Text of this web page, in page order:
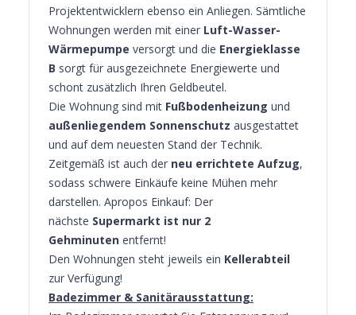
Projektentwicklern ebenso ein Anliegen. Sämtliche
Wohnungen werden mit einer Luft-Wasser-
Wärmepumpe versorgt und die Energieklasse
B sorgt für ausgezeichnete Energiewerte und
schont zusätzlich Ihren Geldbeutel.
Die Wohnung sind mit Fußbodenheizung und
außenliegendem Sonnenschutz ausgestattet
und auf dem neuesten Stand der Technik.
Zeitgemäß ist auch der neu errichtete Aufzug,
sodass schwere Einkäufe keine Mühen mehr
darstellen. Apropos Einkauf: Der
nächste Supermarkt ist nur 2
Gehminuten entfernt!
Den Wohnungen steht jeweils ein Kellerabteil
zur Verfügung!
Badezimmer & Sanitärausstattung: